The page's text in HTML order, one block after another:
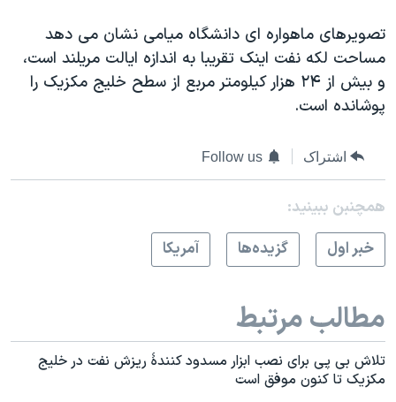
تصویرهای ماهواره ای دانشگاه میامی نشان می دهد
مساحت لکه نفت اینک تقریبا به اندازه ایالت مریلند است،
و بیش از ۲۴ هزار کیلومتر مربع از سطح خلیج مکزیک را
پوشانده است.
اشتراک Follow us
همچنبن ببینید:
خبر اول
گزيده‌ها آمريکا
مطالب مرتبط
تلاش بی پی برای نصب ابزار مسدود کنندۀ ريزش نفت در خليج
مکزيک تا کنون موفق است